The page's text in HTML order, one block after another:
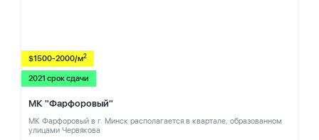
$1500-2000/м2
2021 срок сдачи
МК "Фарфоровый"
МК Фарфоровый в г. Минск располагается в квартале, образованном
улицами Червякова